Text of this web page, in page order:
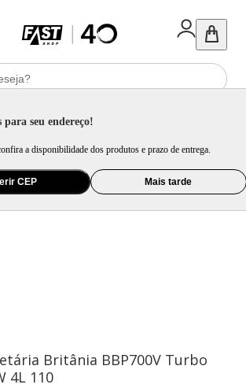
para seu endereço!
a disponibilidade dos produtos e prazo de entrega.
CEP Mais tarde
Alimento / Batedeira / Batedeira Planetária Britânia BBP700V Turbo Vermelho 700W
Britânia BBP700V Turbo
4L 110